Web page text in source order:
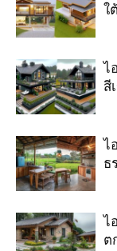
ใ
ไ
สี
ไ
ธ
ไ
ต